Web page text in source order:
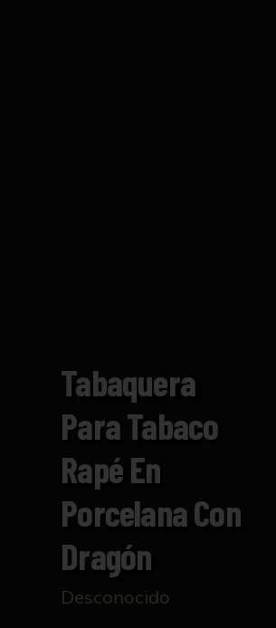
Tabaquera
Para Tabaco
Rapé En
Porcelana Con
Dragón
Desconocido